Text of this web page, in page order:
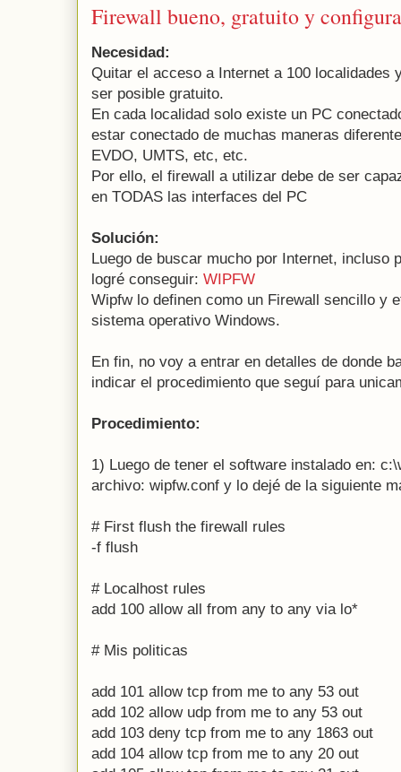
Firewall bueno, gratuito y
Necesidad:
Quitar el acceso a Internet a 100 localidades
ser posible gratuito.
En cada localidad solo existe un PC
estar conectado de muchas maneras
EVDO, UMTS, etc, etc.
Por ello, el firewall a utilizar debe de ser
en TODAS las interfaces del PC
Solución:
Luego de buscar mucho por Internet, incluso
logré conseguir: WIPFW
Wipfw lo definen como un Firewall sencillo y
sistema operativo Windows.
En fin, no voy a entrar en detalles de donde
indicar el procedimiento que seguí para
Procedimiento:
1) Luego de tener el software instalado en:
archivo: wipfw.conf y lo dejé de la siguiente
# First flush the firewall rules
-f flush
# Localhost rules
add 100 allow all from any to any via lo*
# Mis politicas
add 101 allow tcp from me to any 53 out
add 102 allow udp from me to any 53 out
add 103 deny tcp from me to any 1863 out
add 104 allow tcp from me to any 20 out